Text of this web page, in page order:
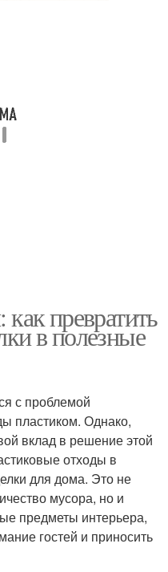
превратить
в полезные
с проблемой
пластиком. Однако,
вклад в решение этой
отходы в
для дома. Это не
мусора, но и
предметы интерьера,
гостей и приносить